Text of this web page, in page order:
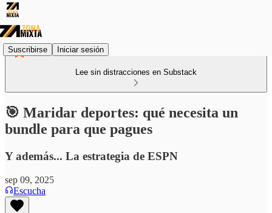
Suscribirse Iniciar sesión
Lee sin distracciones en Substack
🎯 Maridar deportes: qué necesita un
bundle para que pagues
Y además... La estrategia de ESPN
sep 09, 2025
Escucha